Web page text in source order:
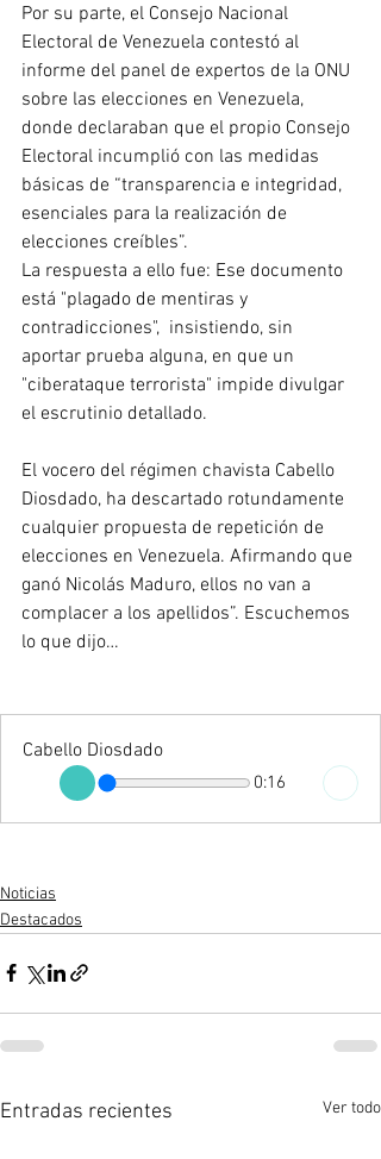
Por su parte, el Consejo Nacional
Electoral de Venezuela contestó al
informe del panel de expertos de la ONU
sobre las elecciones en Venezuela,
donde declaraban que el propio Consejo
Electoral incumplió con las medidas
básicas de “transparencia e integridad,
esenciales para la realización de
elecciones creíbles”.
La respuesta a ello fue: Ese documento
está "plagado de mentiras y
contradicciones",  insistiendo, sin
aportar prueba alguna, en que un
"ciberataque terrorista" impide divulgar
el escrutinio detallado.
El vocero del régimen chavista Cabello
Diosdado, ha descartado rotundamente
cualquier propuesta de repetición de
elecciones en Venezuela. Afirmando que
ganó Nicolás Maduro, ellos no van a
complacer a los apellidos”. Escuchemos
lo que dijo…
Cabello Diosdado
0:16
Noticias
Destacados
Entradas recientes Ver todo